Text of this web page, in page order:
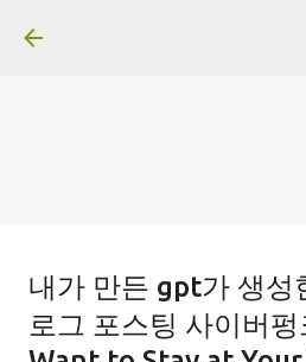
일산화탄소에 노출
을 모르나
onJune 29, 2026
내가 만든 gpt가 생성
로그 포스팅 사이버